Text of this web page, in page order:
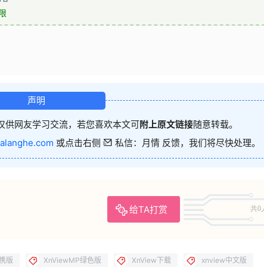
声明
供网友学习交流，若您喜欢本文可附上原文链接随意转载。
或点击右侧 私信：月情 反馈，我们将尽快处理。
给TA打赏 共0
版 XnViewMP绿色版 XnView下载 xnview中文版